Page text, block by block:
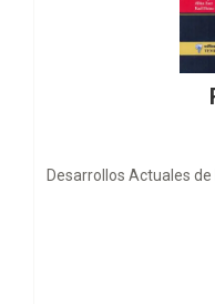
Criminales en Alemania